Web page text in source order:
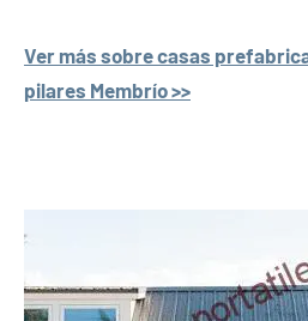
Ver más sobre casas
pilares Membrío >>